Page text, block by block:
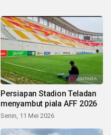
Persiapan Stadion Teladan
menyambut piala AFF 2026
Senin, 11 Mei 2026